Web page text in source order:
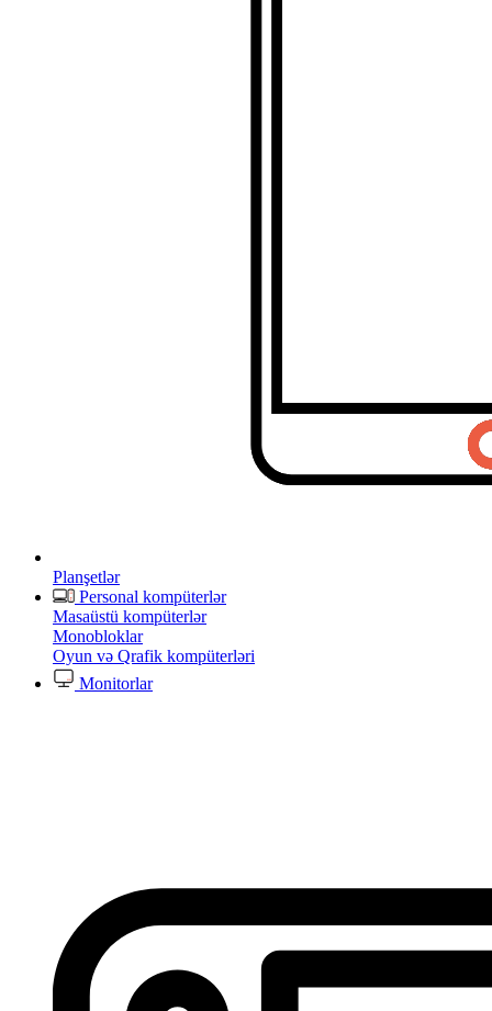
Planşetlər
Personal kompüterlər
Masaüstü kompüterlər
Monobloklar
Oyun və Qrafik kompüterləri
Monitorlar